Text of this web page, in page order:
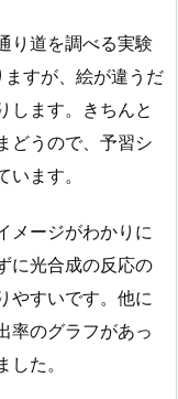
り道を調べる実験
すが、絵が違うだ
します。きちんと
どうので、予習シ
ます。
メージがわかりに
に光合成の反応の
やすいです。他に
率のグラフがあっ
た。